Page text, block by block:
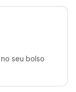
seu bolso